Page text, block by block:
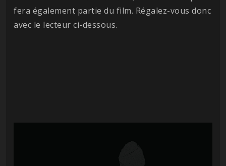
fera également partie du film. Régalez-vous donc
avec le lecteur ci-dessous.